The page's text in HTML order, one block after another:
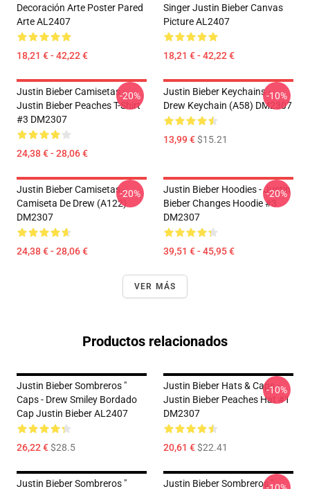
Decoración Arte Poster Pared
Arte AL2407
18,21 € - 42,22 €
Singer Justin Bieber Canvas
Picture AL2407
18,21 € - 42,22 €
Justin Bieber Camisetas -
Justin Bieber Peaches T-Shirt
#3 DM2307
24,38 € - 28,06 €
-20%
Justin Bieber Keychains -
Drew Keychain (A58) DM2307
13,99 €$15.21
-10%
Justin Bieber Camisetas -
Camiseta De Drew (A122)
DM2307
24,38 € - 28,06 €
-20%
Justin Bieber Hoodies - Justin
Bieber Changes Hoodie #3
DM2307
39,51 € - 45,95 €
-20%
VER MÁS
Productos relacionados
Justin Bieber Sombreros "
Caps - Drew Smiley Bordado
Cap Justin Bieber AL2407
26,22 €$28.5
Justin Bieber Hats & Caps -
Justin Bieber Peaches Hat #1
DM2307
20,61 €$22.41
-10%
Justin Bieber Sombreros "
Justin Bieber Sombreros "